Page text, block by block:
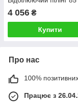
4 056 ₴
Купити
Про нас
100% позитивних
Працює з